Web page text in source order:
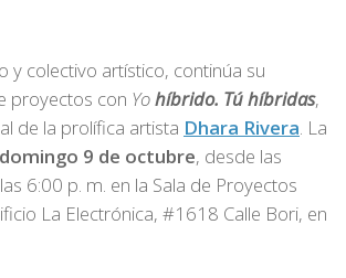
y colectivo artístico, continúa su
proyectos con Yohíbrido. Tú híbridas,
de la prolífica artista Dhara Rivera. La
domingo 9 de octubre, desde las
6:00 p. m. en la Sala de Proyectos
La Electrónica, #1618 Calle Bori, en